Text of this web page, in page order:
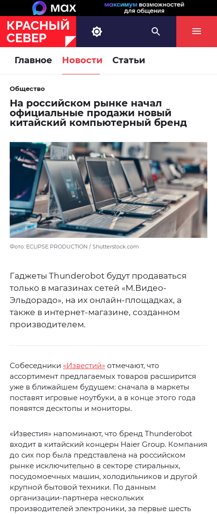
Главное Новости Статьи
Общество
На российском рынке начал
официальные продажи новый
китайский компьютерный бренд
Фото: ECLIPSE PRODUCTION / Shutterstock.com
Гаджеты Thunderobot будут продаваться
только в магазинах сетей «М.Видео-
Эльдорадо», на их онлайн-площадках, а
также в интернет-магазине, созданном
производителем.
Собеседники «Известий» отмечают, что
ассортимент предлагаемых товаров расширится
уже в ближайшем будущем: сначала в маркеты
поставят игровые ноутбуки, а в конце этого года
появятся десктопы и мониторы.
«Известия» напоминают, что бренд Thunderobot
входит в китайский концерн Haier Group. Компания
до сих пор была представлена на российском
рынке исключительно в секторе стиральных,
посудомоечных машин, холодильников и другой
крупной бытовой техники. По данным
организации-партнера нескольких
производителей электроники, за первые шесть